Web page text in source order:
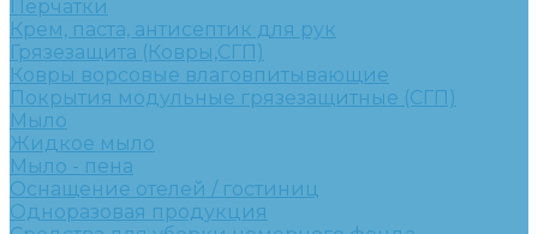
Перчатки
Крем, паста, антисептик для рук
Грязезащита (Ковры,СГП)
Ковры ворсовые влаговпитывающие
Покрытия модульные грязезащитные (СГП)
Мыло
Жидкое мыло
Мыло - пена
Оснащение отелей / гостиниц
Одноразовая продукция